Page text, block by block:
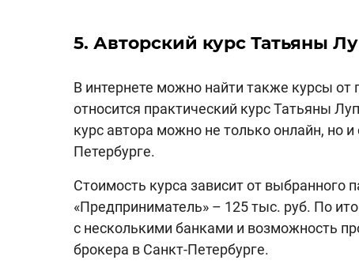
5. Авторский курс Татьяны
В интернете можно найти также курсы
относится практический курс Татьяны
курс автора можно не только онлайн, но
Петербурге.
Стоимость курса зависит от выбранного
«Предприниматель» – 125 тыс. руб. По
с несколькими банками и возможность
брокера в Санкт-Петербурге.